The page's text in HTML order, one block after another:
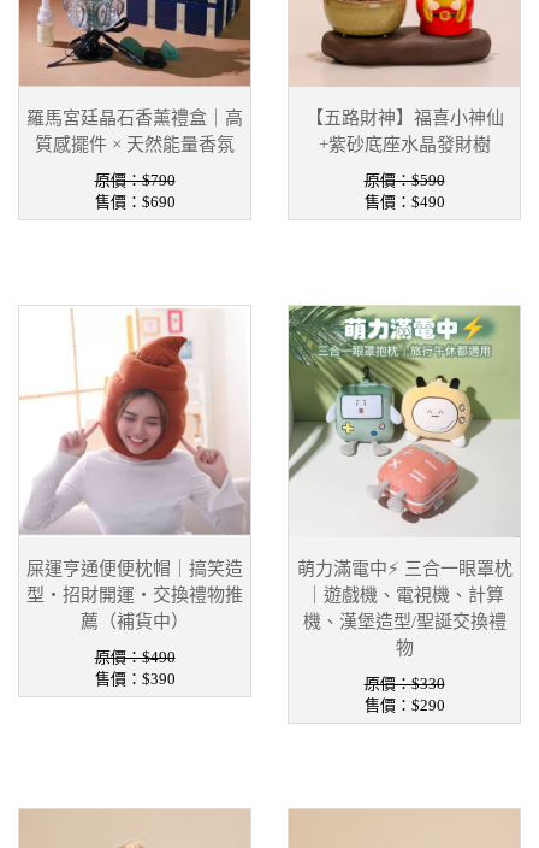
羅馬宮廷晶石香薰禮盒｜高
質感擺件 × 天然能量香氛
原價：$790
售價： $690
【五路財神】福喜小神仙
+紫砂底座水晶發財樹
原價：$590
售價： $490
屎運亨通便便枕帽｜搞笑造
型・招財開運・交換禮物推
薦（補貨中）
原價：$490
售價： $390
萌力滿電中⚡ 三合一眼罩枕
｜遊戲機、電視機、計算
機、漢堡造型/聖誕交換禮
物
原價：$330
售價： $290